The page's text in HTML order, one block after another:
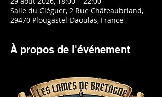
Salle du Cléguer, 2 Rue Châteaubriand,
29470 Plougastel-Daoulas, France
À propos de l'événement